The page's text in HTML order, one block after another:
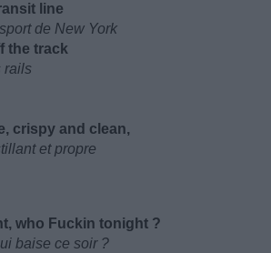
line
de New York
the track
rails
crispy and clean,
et propre
who Fuckin tonight ?
baise ce soir ?